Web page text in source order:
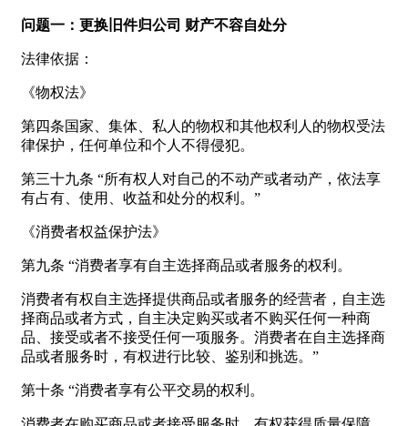
问题一：更换旧件归公司 财产不容自处分
法律依据：
《物权法》
第四条国家、集体、私人的物权和其他权利人的物权受法
律保护，任何单位和个人不得侵犯。
第三十九条 “所有权人对自己的不动产或者动产，依法享
有占有、使用、收益和处分的权利。”
《消费者权益保护法》
第九条 “消费者享有自主选择商品或者服务的权利。
消费者有权自主选择提供商品或者服务的经营者，自主选
择商品或者方式，自主决定购买或者不购买任何一种商
品、接受或者不接受任何一项服务。消费者在自主选择商
品或者服务时，有权进行比较、鉴别和挑选。”
第十条 “消费者享有公平交易的权利。